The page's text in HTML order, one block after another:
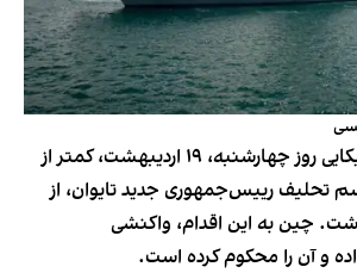
یک کشتی جنگی آمریکایی روز چهارشنبه، ۱۹ اردیبهشت، کمتر از
تحلیف رییس‌جمهوری جدید تایوان، از
چین به این اقدام، واکنشی
و آن را محکوم کرده است.